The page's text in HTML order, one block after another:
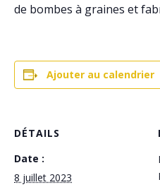
de bombes à graines et
Ajouter au calendrier
DÉTAILS
Date :
8 juillet 2023